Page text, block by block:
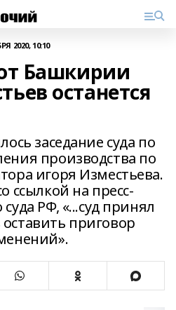
2020, 10:10
Башкирии
останется
заседание суда по
производства по
игоря Изместьева.
ссылкой на пресс-
РФ, «...суд принял
приговор